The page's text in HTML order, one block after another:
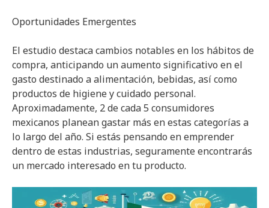
Oportunidades Emergentes
El estudio destaca cambios notables en los hábitos de
compra, anticipando un aumento significativo en el
gasto destinado a alimentación, bebidas, así como
productos de higiene y cuidado personal.
Aproximadamente, 2 de cada 5 consumidores
mexicanos planean gastar más en estas categorías a
lo largo del año. Si estás pensando en emprender
dentro de estas industrias, seguramente encontrarás
un mercado interesado en tu producto.